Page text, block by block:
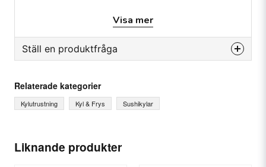
Liknande produkter
Exponeringskyl i svart och glas
på sidorna
Solida matplåtar med räfflad botten passande
för sushi
Rundat glas i toppen, utgör möjlighet att placera
en plåt överst
Visa mer
Ställ en produktfråga
Fråga oss något om denna produkten...
Ditt namn
Relaterade kategorier
Kylutrustning Kyl & Frys Sushikylar